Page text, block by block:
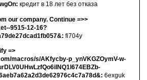
кредит в 18 лет без отказа
our company. Continue =>>
9515-12-16?
fi704y
=>
macros/s/AKfycby-p_ynVKGZOymV-w-
6exguk